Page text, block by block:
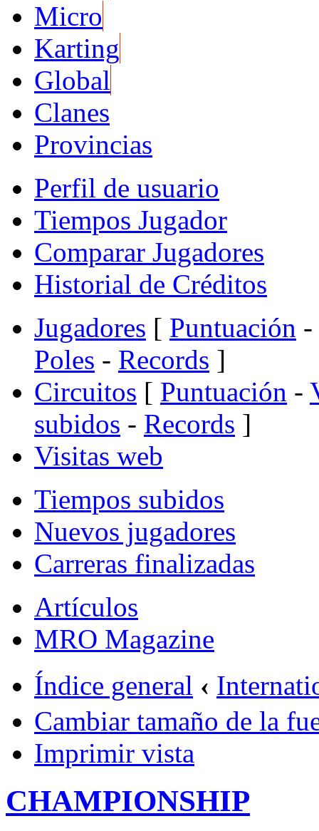
Micro
Karting
Global
Clanes
Provincias
Perfil de usuario
Tiempos Jugador
Comparar Jugadores
Historial de Créditos
Jugadores [ Puntuación -
Poles - Records ]
Circuitos [ Puntuación -
subidos - Records ]
Visitas web
Tiempos subidos
Nuevos jugadores
Carreras finalizadas
Artículos
MRO Magazine
Índice general ‹
Cambiar tamaño de la
Imprimir vista
CHAMPIONSHIP